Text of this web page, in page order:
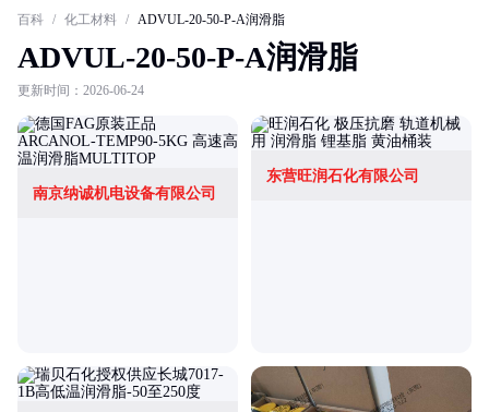
百科 / 化工材料 / ADVUL-20-50-P-A润滑脂
ADVUL-20-50-P-A润滑脂
更新时间：2026-06-24
南京纳诚机电设备有限公司
东营旺润石化有限公司